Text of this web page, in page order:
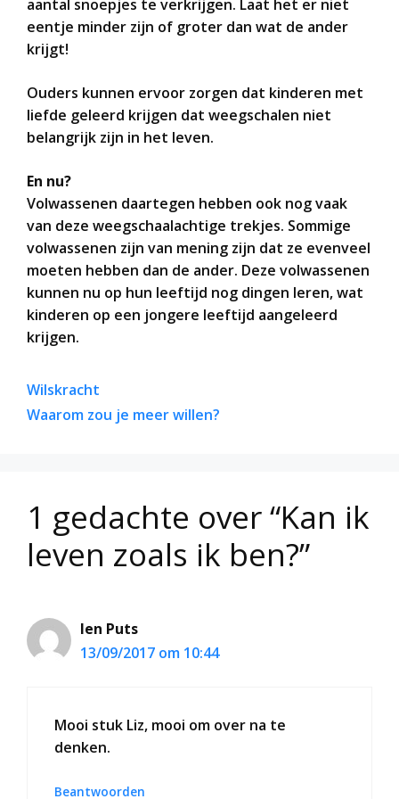
aantal snoepjes te verkrijgen. Laat het er niet
eentje minder zijn of groter dan wat de ander
krijgt!
Ouders kunnen ervoor zorgen dat kinderen met
liefde geleerd krijgen dat weegschalen niet
belangrijk zijn in het leven.
En nu?
Volwassenen daartegen hebben ook nog vaak
van deze weegschaalachtige trekjes. Sommige
volwassenen zijn van mening zijn dat ze evenveel
moeten hebben dan de ander. Deze volwassenen
kunnen nu op hun leeftijd nog dingen leren, wat
kinderen op een jongere leeftijd aangeleerd
krijgen.
Wilskracht
Waarom zou je meer willen?
1 gedachte over “Kan ik
leven zoals ik ben?”
Ien Puts
13/09/2017 om 10:44
Mooi stuk Liz, mooi om over na te
denken.
Beantwoorden